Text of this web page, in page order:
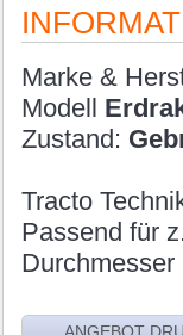
Marke &
Modell
Zustand:
Tracto
Passend für
Durchmesser